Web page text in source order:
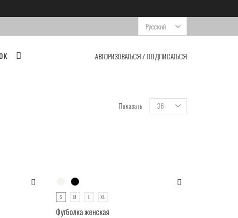
Выбрать
язык
АВТОРИЗОВАТЬСЯ / ПОДПИСАТЬСЯ
Показать
S M L XL
Футболка женская